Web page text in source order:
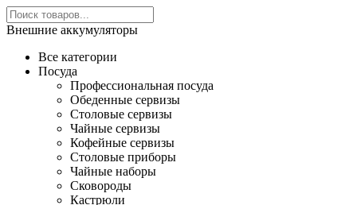
Внешние аккумуляторы
Все категории
Посуда
Профессиональная посуда
Обеденные сервизы
Столовые сервизы
Чайные сервизы
Кофейные сервизы
Столовые приборы
Чайные наборы
Сковороды
Кастрюли